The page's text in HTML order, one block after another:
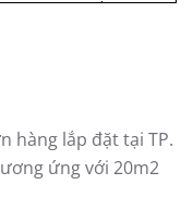
hàng lắp đặt tại TP.
ứng với 20m2